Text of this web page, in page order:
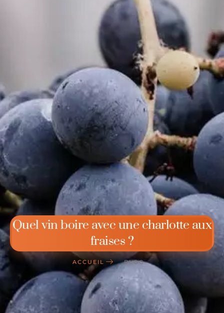
Quel vin boire avec une charlotte aux
fraises ?
ACCUEIL BLOG